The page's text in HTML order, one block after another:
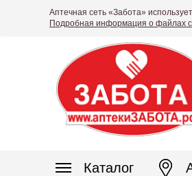
Аптечная сеть «Забота»
Подробная информация о файлах
Каталог